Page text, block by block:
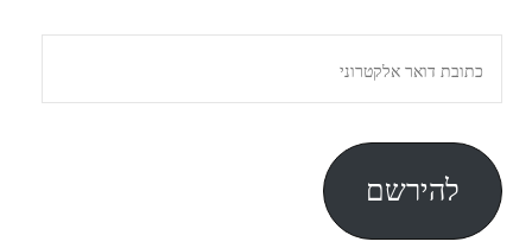
דואר
אלקטרוני
להירשם